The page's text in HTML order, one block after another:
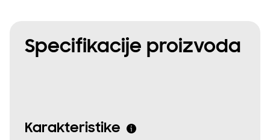
Specifikacije proizvoda
Karakteristike